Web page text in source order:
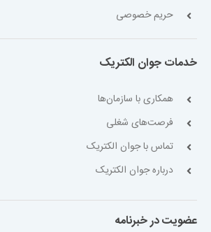
حریم خصوصی
خدمات جوان الکتریک
همکاری با سازمان‌ها
فرصت‌های شغلی
تماس با جوان الکتریک
درباره جوان الکتریک
عضویت در خبرنامه